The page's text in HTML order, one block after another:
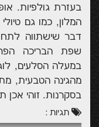
בעזרת גולפיות.
המלון, כמו גם
דבר שישתווה
שפת הבריכה
במעלה הסלעים,
מהגינה הטבעית,
בסקרנות. זוהי
תגיות :